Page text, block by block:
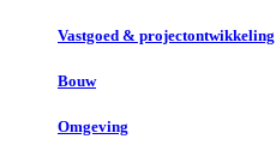
Vastgoed & projectontwikkeling
Bouw
Omgeving